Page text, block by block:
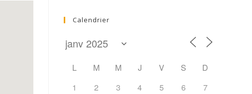
Calendrier
L M M J V S
D
1
2 3 4 5 6
7